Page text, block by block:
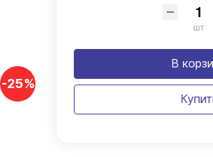
-25%
шт
В